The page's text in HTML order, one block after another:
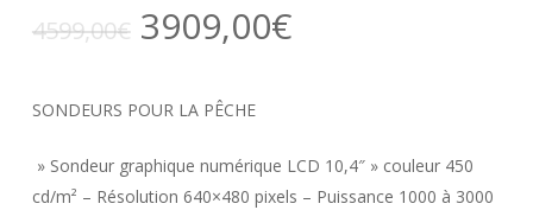
4599,00€ 3909,00€
SONDEURS POUR LA PÊCHE
» Sondeur graphique numérique LCD 10,4″ » couleur 450
cd/m² – Résolution 640×480 pixels – Puissance 1000 à 3000